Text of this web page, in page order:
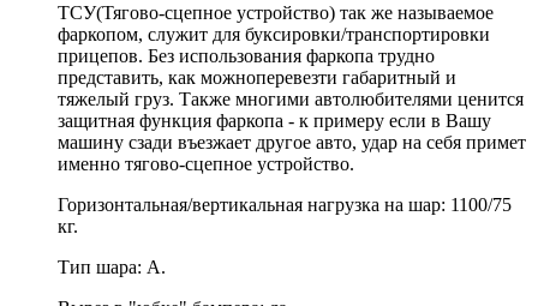
ТСУ(Тягово-сцепное устройство) так же называемое
фаркопом, служит для буксировки/транспортировки
прицепов. Без использования фаркопа трудно
представить, как можноперевезти габаритный и
тяжелый груз. Также многими автолюбителями ценится
защитная функция фаркопа - к примеру если в Вашу
машину сзади въезжает другое авто, удар на себя примет
именно тягово-сцепное устройство.
Горизонтальная/вертикальная нагрузка на шар: 1100/75
кг.
Тип шара: A.